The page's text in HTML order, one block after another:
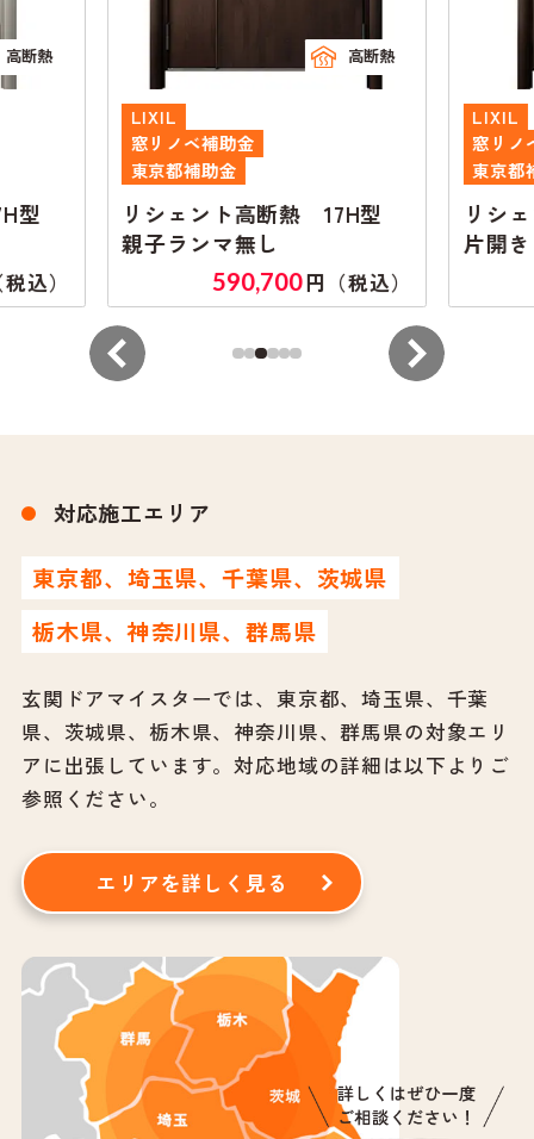
高断熱
型
込）
高断熱
LIXIL
窓リノベ補助金
東京都補助金
リシェント高断熱 17H型
親子ランマ無し
590,700円（税込）
LIXIL
窓リノ
東京都
リシ
片開
対応施工エリア
東京都、埼玉県、千葉県、茨城県
栃木県、神奈川県、群馬県
玄関ドアマイスターでは、東京都、埼玉県、千葉
県、茨城県、栃木県、神奈川県、群馬県の対象エリ
アに出張しています。対応地域の詳細は以下よりご
参照ください。
エリアを詳しく見る